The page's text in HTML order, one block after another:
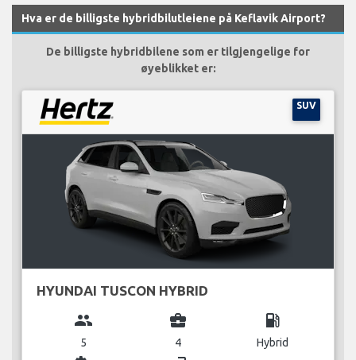
Hva er de billigste hybridbilutleiene på Keflavik Airport?
De billigste hybridbilene som er tilgjengelige for
øyeblikket er:
SUV
HYUNDAI TUSCON HYBRID
group
5
business_center
4
local_gas_station
Hybrid